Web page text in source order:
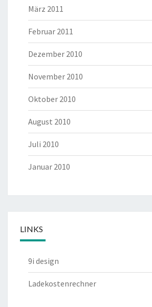
März 2011
Februar 2011
Dezember 2010
November 2010
Oktober 2010
August 2010
Juli 2010
Januar 2010
LINKS
9i design
Ladekostenrechner